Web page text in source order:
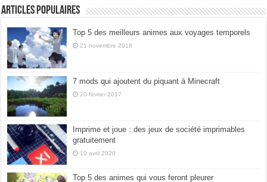
Articles populaires
Top 5 des meilleurs animes aux voyages temporels
21 novembre 2018
7 mods qui ajoutent du piquant à Minecraft
20 février 2017
Imprime et joue : des jeux de société imprimables
gratuitement
10 avril 2020
Top 5 des animes qui vous feront pleurer